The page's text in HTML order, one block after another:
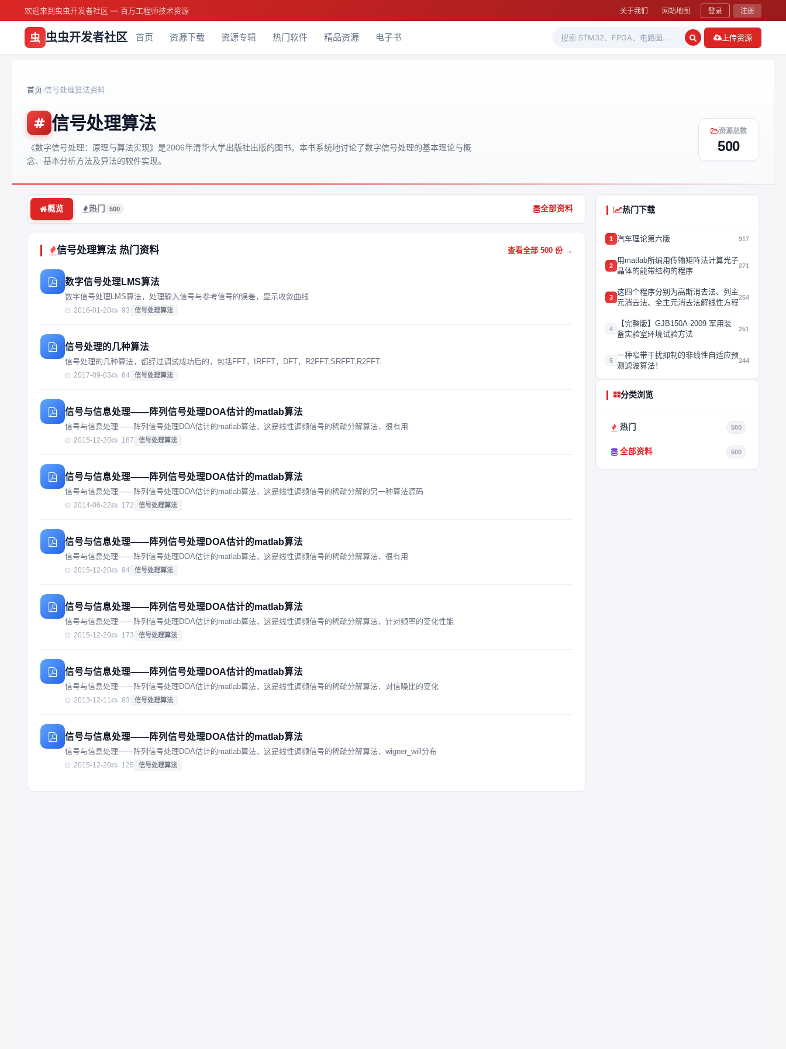
欢迎来到虫虫开发者社区 — 百万工程师技术资源 关于我们 网站地图 登录 注册
虫 虫虫开发者社区 首页 资源下载 资源专辑 热门软件 精品资源 电子书 上传资源
首页›信号处理算法资料
信号处理算法
《数字信号处理：原理与算法实现》是2006年清华大学出版社出版的图书。本书系统地讨论了数字信号处理的基本理论与概
念、基本分析方法及算法的软件实现。
资源总数
500
概览 热门 500 全部资料
信号处理算法 热门资料 查看全部 500 份 →
数字信号处理LMS算法
数字信号处理LMS算法，处理输入信号与参考信号的误差，显示收敛曲线
2016-01-20 93 信号处理算法
信号处理的几种算法
信号处理的几种算法，都经过调试成功后的，包括FFT，IRFFT，DFT，R2FFT,SRFFT,R2FFT.
2017-09-03 84 信号处理算法
信号与信息处理——阵列信号处理DOA估计的matlab算法
信号与信息处理——阵列信号处理DOA估计的matlab算法，这是线性调频信号的稀疏分解算法，很有用
2015-12-20 187 信号处理算法
信号与信息处理——阵列信号处理DOA估计的matlab算法
信号与信息处理——阵列信号处理DOA估计的matlab算法，这是线性调频信号的稀疏分解的另一种算法源码
2014-06-22 172 信号处理算法
信号与信息处理——阵列信号处理DOA估计的matlab算法
信号与信息处理——阵列信号处理DOA估计的matlab算法，这是线性调频信号的稀疏分解算法，很有用
2015-12-20 94 信号处理算法
信号与信息处理——阵列信号处理DOA估计的matlab算法
信号与信息处理——阵列信号处理DOA估计的matlab算法，这是线性调频信号的稀疏分解算法，针对频率的变化性能
2015-12-20 173 信号处理算法
信号与信息处理——阵列信号处理DOA估计的matlab算法
信号与信息处理——阵列信号处理DOA估计的matlab算法，这是线性调频信号的稀疏分解算法，对信噪比的变化
2013-12-11 83 信号处理算法
信号与信息处理——阵列信号处理DOA估计的matlab算法
信号与信息处理——阵列信号处理DOA估计的matlab算法，这是线性调频信号的稀疏分解算法，wigner_will分布
2015-12-20 125 信号处理算法
热门下载
1 汽车理论第六版 917
2
用matlab所编用传输矩阵法计算光子
晶体的能带结构的程序
271
3
这四个程序分别为高斯消去法、列主
元消去法、全主元消去法解线性方程
254
4
【完整版】GJB150A-2009 军用装
备实验室环境试验方法
251
5
一种窄带干扰抑制的非线性自适应预
测滤波算法！
244
分类浏览
热门 500
全部资料 500